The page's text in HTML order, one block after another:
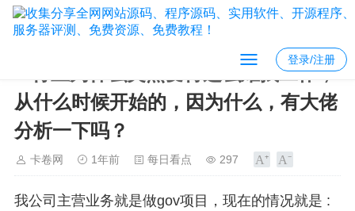
登录/注册
IT行业为什么突然变得这么难找工作，
从什么时候开始的，因为什么，有大佬
分析一下吗？
卡卷网 1年前 每日看点 297
我公司主营业务就是做gov项目，现在的情况就是 :